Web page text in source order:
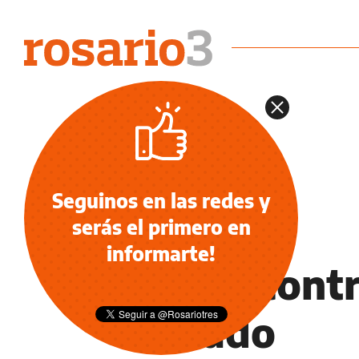
NOTICIAS
Balza
Estado
Seguinos en las redes y
serás el primero en
informarte!